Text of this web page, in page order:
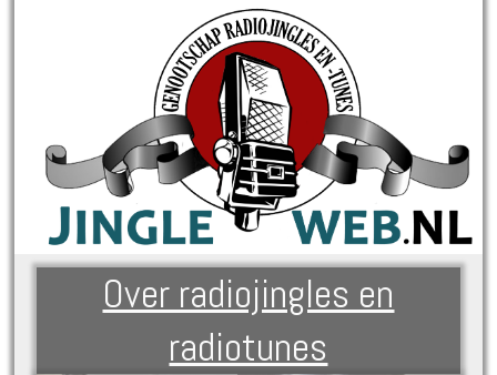
Over radiojingles en
radiotunes